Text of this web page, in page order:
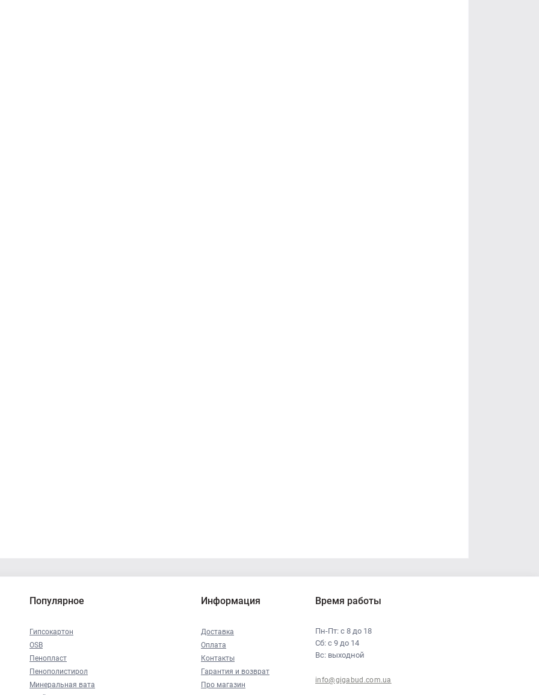
Популярное
Гипсокартон
OSB
Пенопласт
Пенополистирол
Минеральная вата
Информация
Доставка
Оплата
Контакты
Гарантия и возврат
Про магазин
Время работы
Пн-Пт: с 8 до 18
Сб: с 9 до 14
Вс: выходной
info@gigabud.com.ua